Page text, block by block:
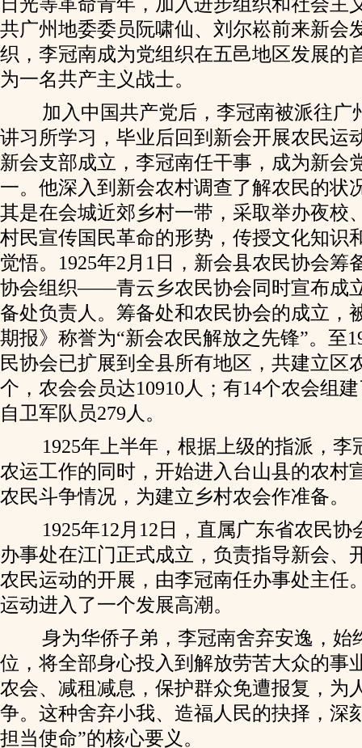
共广州地委委员阮啸仙、刘尔崧前来新会
织，李冠南成为党组织在五邑地区发展的
为一名共产主义战士。
加入中国共产党后，李冠南被派往广
讲习所学习，毕业后回到新会开展农民运
新会支部成立，李冠南任干事，成为新会
一。他深入到新会农村调查了解农民的状
其是在会城近郊乡村一带，采取举办夜校
村民宣传国民革命的形势，传授文化知识
觉悟。1925年2月1日，新会县农民协会筹
协会组织——青云乡农民协会同时宣布成
备处负责人。筹备处和农民协会的成立，
期报》称誉为“新会农民解放之先锋”。至
民协会已扩展到全县所有地区，共建立区
个，农会会员达10910人；有14个农会组
自卫军队员279人。
1925年上半年，根据上级的指派，李
农运工作的同时，开始进入台山县的农村
农民斗争情况，为建立乡村农会作准备。
1925年12月12日，直属广东省农民协
办事处在江门正式成立，负责指导新会、
农民运动的开展，由李冠南任办事处主任
运动进入了一个发展高潮。
身为华侨子弟，李冠南舍弃安逸，始
位，将全部身心投入到解放劳苦大众的事
农会、减租减息，保护群众免遭报复，为
争。这种舍弃小我、造福人民的抉择，深
担当使命”的核心要义。